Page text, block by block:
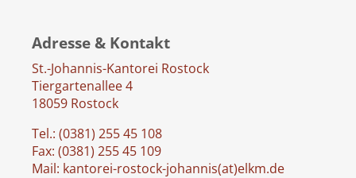
Adresse & Kontakt
St.-Johannis-Kantorei Rostock
Tiergartenallee 4
18059 Rostock
Tel.: (0381) 255 45 108
Fax: (0381) 255 45 109
Mail: kantorei-rostock-johannis(at)elkm.de